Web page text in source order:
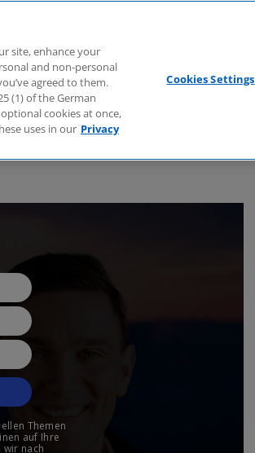
site, enhance your
and non-personal
agreed to them.
(1) of the German
cookies at once,
uses in our Privacy
Cookies Settings